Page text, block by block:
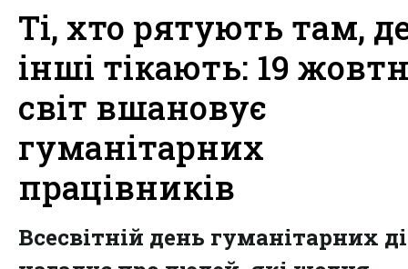
Ті, хто рятують там,
інші тікають: 19
світ вшановує
гуманітарних
працівників
Всесвітній день гуманітарних